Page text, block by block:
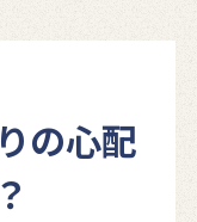
の心配